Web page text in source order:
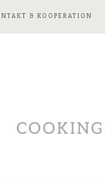
& KOOPERATION